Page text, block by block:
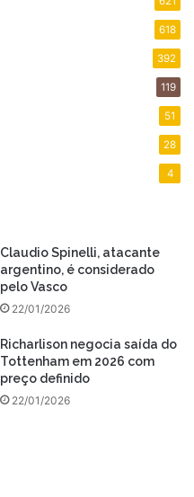
618
392
119
51
28
4
Claudio Spinelli, atacante
argentino, é considerado
pelo Vasco
22/01/2026
Richarlison negocia saída do
Tottenham em 2026 com
preço definido
22/01/2026